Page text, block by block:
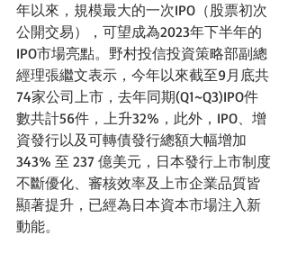
年以來，規模最大的一次IPO（股票初次
公開交易），可望成為2023年下半年的
IPO市場亮點。野村投信投資策略部副總
經理張繼文表示，今年以來截至9月底共
74家公司上市，去年同期(Q1~Q3)IPO件
數共計56件，上升32%，此外，IPO、增
資發行以及可轉債發行總額大幅增加
343% 至 237 億美元，日本發行上市制度
不斷優化、審核效率及上市企業品質皆
顯著提升，已經為日本資本市場注入新
動能。